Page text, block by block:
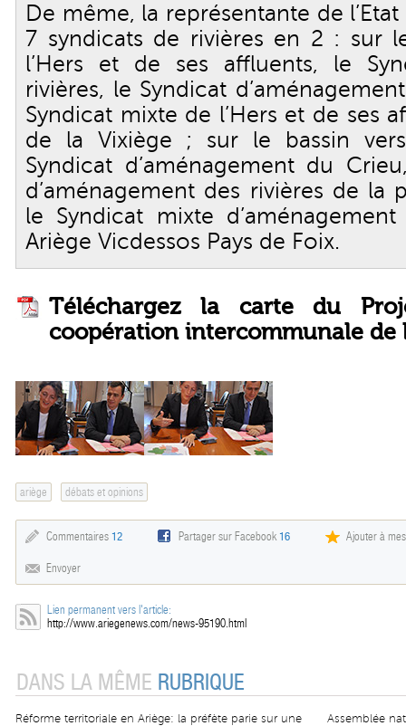
De même, la représentante de
7 syndicats de rivières en 2 : sur
l’Hers et de ses affluents, le
rivières, le Syndicat
Syndicat mixte de l’Hers et de ses
de la Vixiège ; sur le bassin
Syndicat d’aménagement du
d’aménagement des rivières de la
le Syndicat mixte
Ariège Vicdessos Pays de Foix.
Téléchargez la carte du
coopération intercommunale de
ariège débats et opinions
Commentaires 12 Partager sur Facebook16 Ajouter à
Envoyer
Lien permanent vers l'article:
http://www.ariegenews.com/news-95190.html
DANS LA MÊME RUBRIQUE
Réforme territoriale en Ariège: la préfète parie sur une
Assemblée